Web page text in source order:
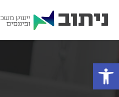
פתח סרגל נגישות